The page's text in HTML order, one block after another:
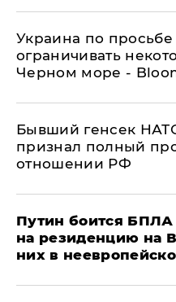
Украина по
ограничивать
Черном море -
Бывший генсек
признал полный
отношении РФ
Путин боится БПЛА
на резиденцию на
них в